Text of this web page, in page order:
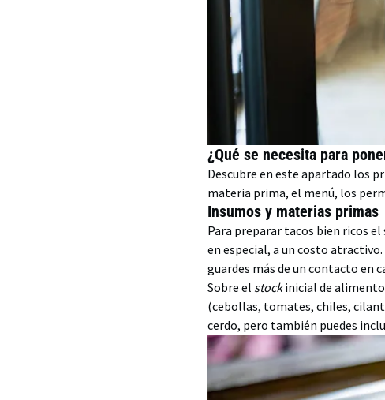
¿Qué se necesita para
Descubre en este apartado los
materia prima, el menú, los
Insumos y materias primas
Para preparar tacos bien ricos
en especial, a un costo
guardes más de un contacto en
Sobre el stockinicial de
(cebollas, tomates, chiles,
cerdo, pero también puedes